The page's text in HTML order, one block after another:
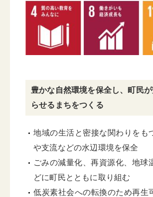
豊かな自然環境を保全し、町民
らせるまちをつくる
地域の生活と密接な関わりをも
や支流などの水辺環境を保全
ごみの減量化、再資源化、地球
どに町民とともに取り組む
低炭素社会への転換のため再生